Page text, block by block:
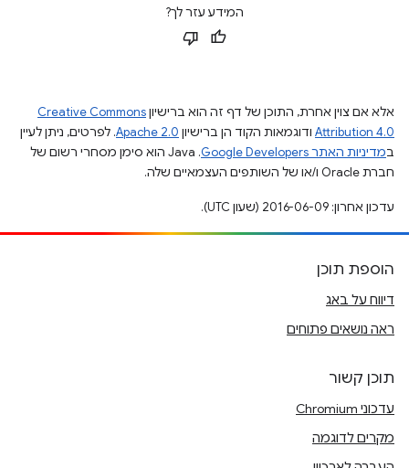
המידע עזר לך?
אלא אם צוין אחרת, התוכן של דף זה הוא ברישיוןCreative Commons
Attribution 4.0 ודוגמאות הקוד הן ברישיון Apache 2.0. לפרטים, ניתן לעיין
במדיניות האתר Google Developers‏
.‏ Java הוא סימן מסחרי רשום של
חברת Oracle ו/או של השותפים העצמאיים שלה.
עדכון אחרון: 2016-06-09 (שעון UTC).
הוספת תוכן
דיווח על באג
ראה נושאים פתוחים
תוכן קשור
עדכוני Chromium
מקרים לדוגמה